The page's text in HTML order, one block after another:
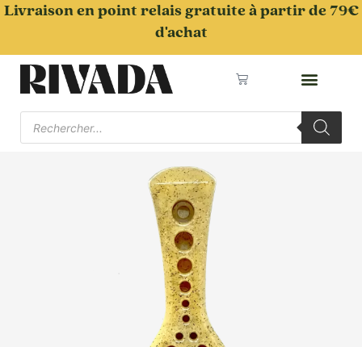
Aller
Livraison en point relais gratuite à partir de 79€
d'achat
Panier
Recherche
produits